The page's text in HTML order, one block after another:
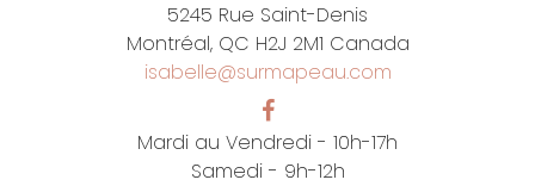
5245 Rue Saint-Denis
Montréal, QC H2J 2M1 Canada
isabelle@surmapeau.com
Mardi au Vendredi - 10h-17h
Samedi - 9h-12h